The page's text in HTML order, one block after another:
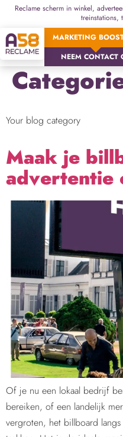
Reclame scherm in winkel,
treinstations,
MARKETING
NEEM CONTACT
Your blog category
Maak je
advertentie
Of je nu een lokaal bedrijf
bereiken, of een landelijk
vergroten, het billboard